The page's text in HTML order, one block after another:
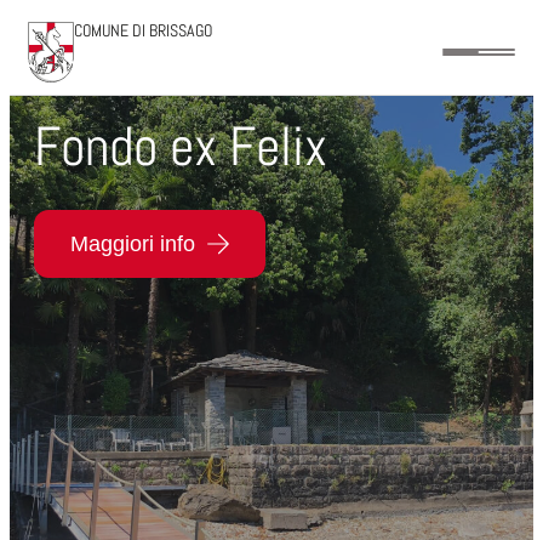
COMUNE DI BRISSAGO
Fondo ex Felix
Maggiori info